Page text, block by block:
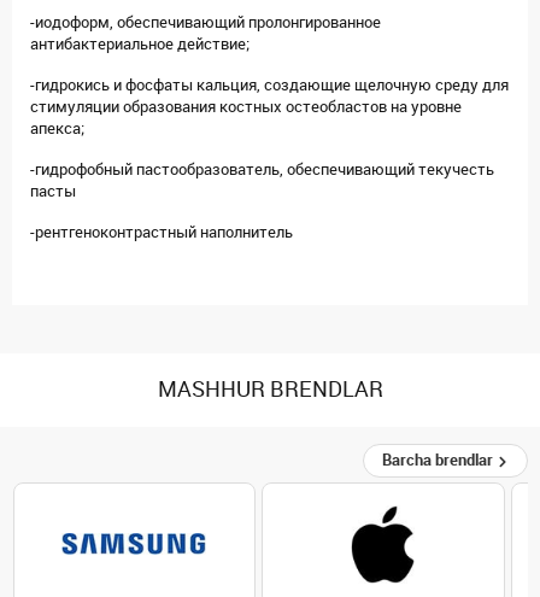
-иодоформ, обеспечивающий пролонгированное
антибактериальное действие;
-гидрокись и фосфаты кальция, создающие щелочную среду для
стимуляции образования костных остеобластов на уровне
апекса;
-гидрофобный пастообразователь, обеспечивающий текучесть
пасты
-рентгеноконтрастный наполнитель
MASHHUR BRENDLAR
Barcha brendlar